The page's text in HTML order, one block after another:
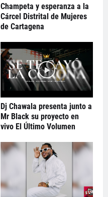
Champeta y esperanza a la
Cárcel Distrital de Mujeres
de Cartagena
Dj Chawala presenta junto a
Mr Black su proyecto en
vivo El Último Volumen